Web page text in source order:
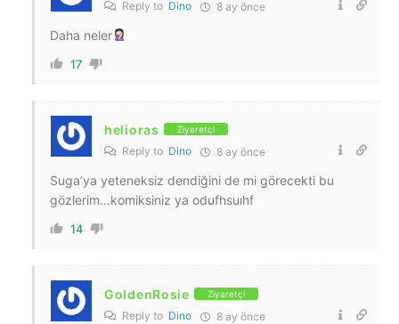
Reply to Dino 8 ay önce
Daha neler
17
helioras Ziyaretçi
Reply to Dino 8 ay önce
Suga’ya yeteneksiz dendiğini de mi görecekti bu
gözlerim…komiksiniz ya odufhsuıhf
14
GoldenRosie Ziyaretçi
Reply to Dino 8 ay önce